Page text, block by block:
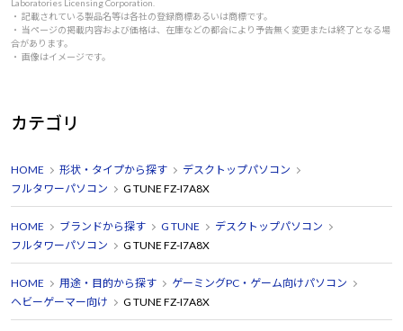
Laboratories Licensing Corporation.
・ 記載されている製品名等は各社の登録商標あるいは商標です。
・ 当ページの掲載内容および価格は、在庫などの都合により予告無く変更または終了となる場
合があります。
・ 画像はイメージです。
カテゴリ
HOME 形状・タイプから探す
デスクトップパソコン
フルタワーパソコン
G TUNE FZ-I7A8X
HOME ブランドから探す G TUNE
デスクトップパソコン
フルタワーパソコン
G TUNE FZ-I7A8X
HOME 用途・目的から探す
ゲーミングPC・ゲーム向けパソコン
ヘビーゲーマー向け
G TUNE FZ-I7A8X